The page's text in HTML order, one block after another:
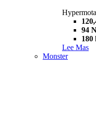
94
180
Lee Mas
Monster